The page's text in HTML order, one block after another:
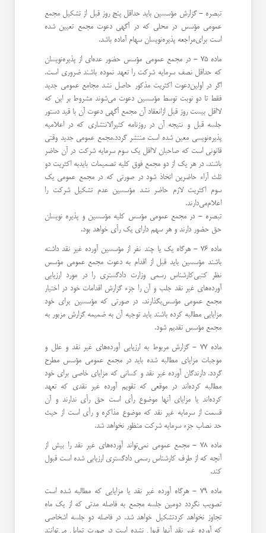
‌تبصره - گزارش مؤسسین باید حداقل پنج روز قبل از تشكیل مجمع
عمومی مؤسس در محلی كه در آگهی دعوت مجمع تعیین شده
است برای‌مراجعه پذیره‌نویسان سهام آماده باشد.
ماده 75 - در مجمع عمومی مؤسس حضور عده‌ای از پذیره‌نویسان
كه حداقل نصف سرمایه شركت را تعهد نموده باشند ضروری است.
اگر در اولین‌دعوت اكثریت مذكور حاصل نشد مجامع عمومی جدید
فقط تا دو نوبت توسط مؤسسین دعوت می‌شوند مشروط بر این كه
لااقل بیست روز قبل از‌انعقاد آن مجمع آگهی دعوت آن با قید دستور
جلسه قبل و نتیجه آن در روزنامه كثیرالانتشاری كه در اعلامیه
پذیره‌نویسی معین شده است منتشر گردد.‌مجمع عمومی جدید وقتی
قانونی است كه صاحبان لااقل یك سوم سرمایه شركت در آن حاضر
باشند. در هر یك از دو مجمع فوق كلیه تصمیمات باید‌به اكثریت دو
ثلث آراء حاضرین اتخاذ شود در صورتی كه در مجمع عمومی یك
سوم اكثریت لازم حاضر نشد مؤسسین عدم تشكیل شركت را
اعلام‌می‌دارند.
‌تبصره - در مجمع عمومی مؤسس كلیه مؤسسین و پذیره‌ نویسان
حق حضور دارند و هر سهم دارای یك رأی خواهد بود.
ماده 76 - هرگاه یك یا چند نفر از مؤسسین آورده غیر نقد داشته
باشند مؤسسین باید قبل از اقدام به دعوت مجمع عمومی مؤسس
نظر كتبی‌كارشناس رسمی وزارت دادگستری را در مورد ارزیابی
آورده‌های غیر نقد جلب و آن را جزء گزارش اقدامات خود در اختیار
مجمع عمومی مؤسس‌بگذارند. در صورتی كه مؤسسین برای خود
مزایایی مطالبه كرده باشند باید توجیه آن به ضمیمه گزارش مزبور به
مجمع مؤسس تقدیم شود.
ماده 77 - گزارش مربوط به ارزیابی آورده‌های غیر نقد و علل و
موجبات مزایای مطالبه شده باید در مجمع عمومی مؤسس مطرح
گردد. ‌دارندگان آورده غیر نقد و كسانی كه مزایای خاصی برای خود
مطالبه كرده‌اند در موقعی كه تقویم آورده غیر نقدی كه تعهد
كرده‌اند یا مزایای آنها موضوع‌ رأی است حق رأی ندارند و آن
قسمت از سرمایه غیر نقد كه موضوع مذاكره و رأی است از حیث
حد نصاب جزء سرمایه شركت منظور نخواهد شد.
ماده 78 - مجمع عمومی نمی‌تواند آورده‌های غیر نقد را بیش از
آنچه كه از طرف كارشناس رسمی دادگستری ارزیابی شده است قبول
كند.
ماده 79 - هرگاه آورده غیر نقد یا مزایایی كه مطالبه شده است
تصویب نگردد دومین جلسه مجمع به فاصله مدتی كه از یك ماه
تجاوز نخواهد كرد‌تشكیل خواهد شد. در فاصله دو جلسه اشخاصی
كه آورده غیر نقد آنها قبول نشده است در صورت تمایل می‌توانند